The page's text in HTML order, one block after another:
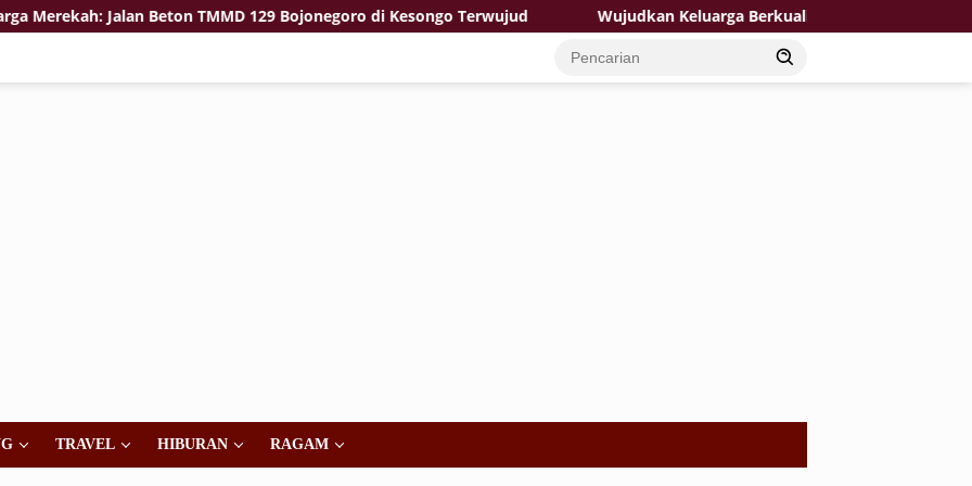
Jalan Beton TMMD 129 Bojonegoro di Kesongo Terwujud Wujudkan Keluarga Berkualitas: TMMD 129 Bojonegoro
TRAVEL HIBURAN RAGAM